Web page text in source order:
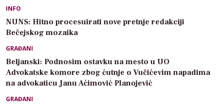
INFO
NUNS: Hitno procesuirati nove pretnje redakciji
Bečejskog mozaika
GRAĐANI
Beljanski: Podnosim ostavku na mesto u UO
Advokatske komore zbog ćutnje o Vučićevim napadima
na advokaticu Janu Aćimović Planojević
GRAĐANI